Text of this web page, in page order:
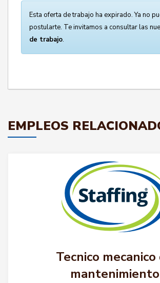
Esta oferta de trabajo ha expirado. Ya no
postularte. Te invitamos a consultar las
de trabajo.
EMPLEOS
Tecnico mecanico
mantenimiento